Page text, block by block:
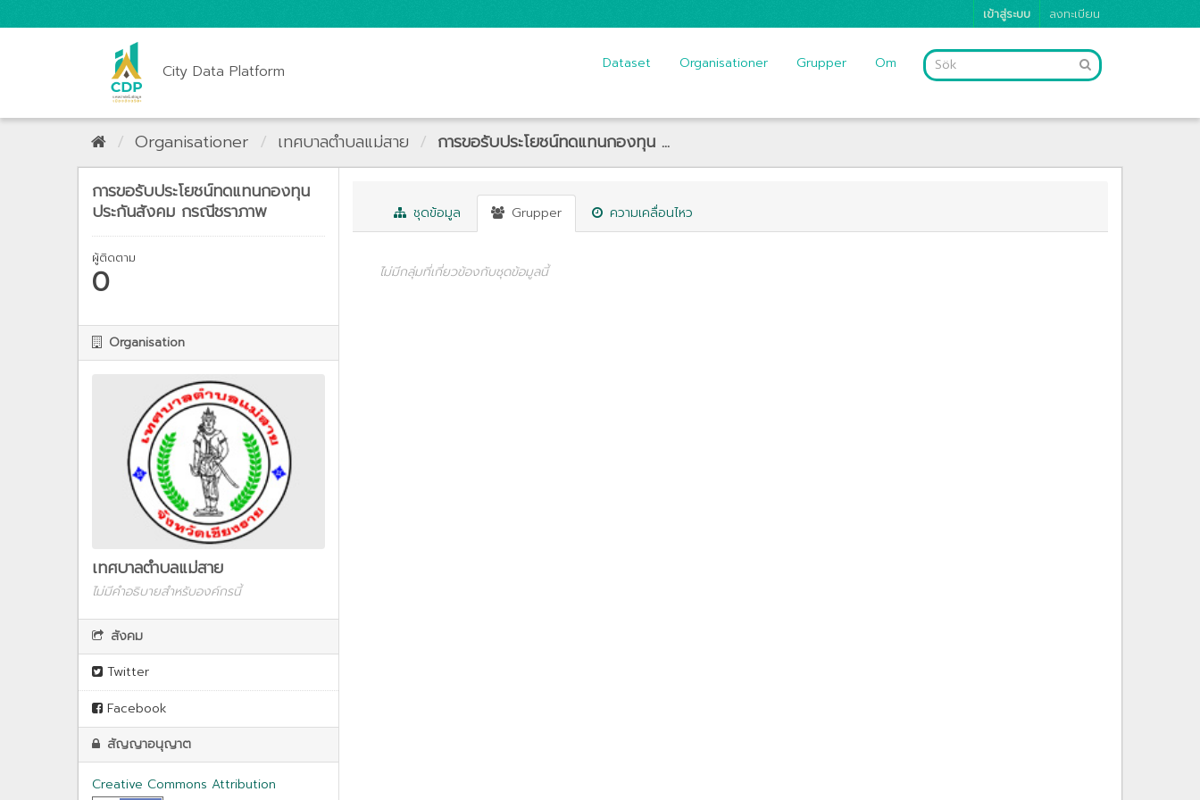
เข้าสู่ระบบ ลงทะเบียน
City Data Platform Dataset Organisationer Grupper Om
Organisationer เทศบาลตำบลแม่สาย
การขอรับประโยชน์ทดแทนกองทุน ...
การขอรับประโยชน์ทดแทนกองทุน
ประกันสังคม กรณีชราภาพ
ผู้ติดตาม
0
Organisation
เทศบาลตำบลแม่สาย
ไม่มีคำอธิบายสำหรับองค์กรนี้
สังคม
Twitter
Facebook
สัญญาอนุญาต
Creative Commons Attribution
ชุดข้อมูล Grupper ความเคลื่อนไหว
ไม่มีกลุ่มที่เกี่ยวข้องกับชุดข้อมูลนี้